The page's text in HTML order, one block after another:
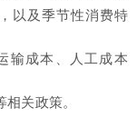
以及季节性消费特
输成本、人工成本
关政策。